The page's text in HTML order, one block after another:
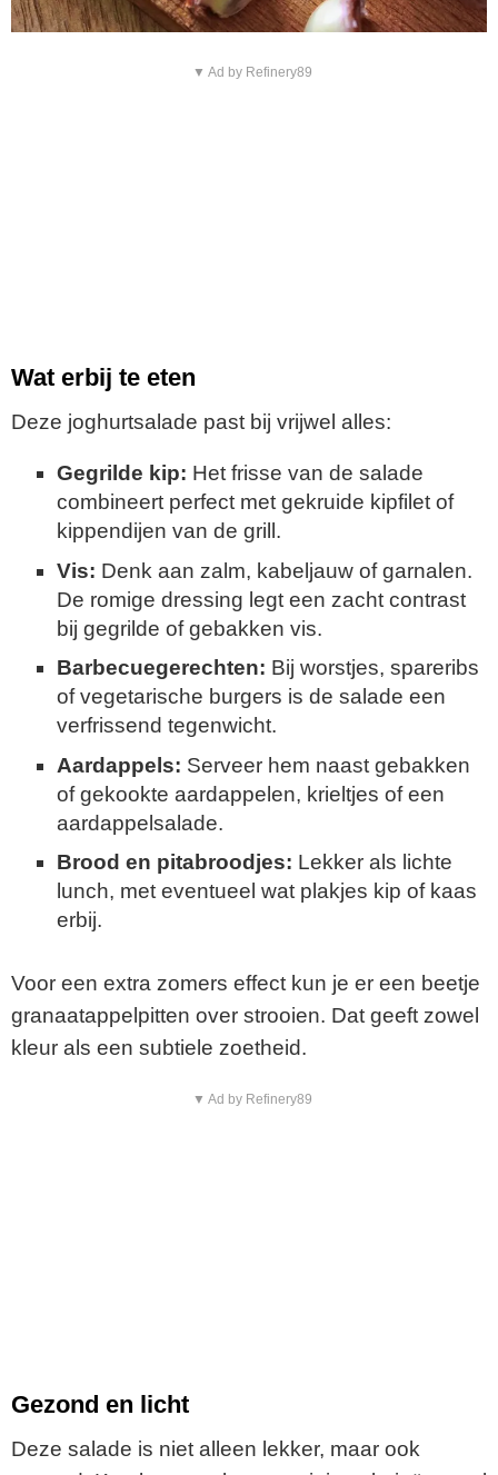
▼ Ad by Refinery89
Wat erbij te eten
Deze joghurtsalade past bij vrijwel alles:
Gegrilde kip: Het frisse van de salade
combineert perfect met gekruide kipfilet of
kippendijen van de grill.
Vis: Denk aan zalm, kabeljauw of garnalen.
De romige dressing legt een zacht contrast
bij gegrilde of gebakken vis.
Barbecuegerechten: Bij worstjes, spareribs
of vegetarische burgers is de salade een
verfrissend tegenwicht.
Aardappels: Serveer hem naast gebakken
of gekookte aardappelen, krieltjes of een
aardappelsalade.
Brood en pitabroodjes: Lekker als lichte
lunch, met eventueel wat plakjes kip of kaas
erbij.
Voor een extra zomers effect kun je er een beetje
granaatappelpitten over strooien. Dat geeft zowel
kleur als een subtiele zoetheid.
▼ Ad by Refinery89
Gezond en licht
Deze salade is niet alleen lekker, maar ook